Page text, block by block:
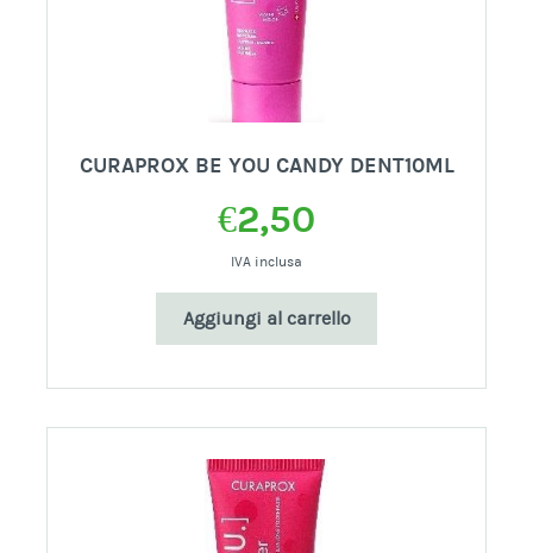
CURAPROX BE YOU CANDY DENT10ML
€2,50
IVA inclusa
Aggiungi al carrello